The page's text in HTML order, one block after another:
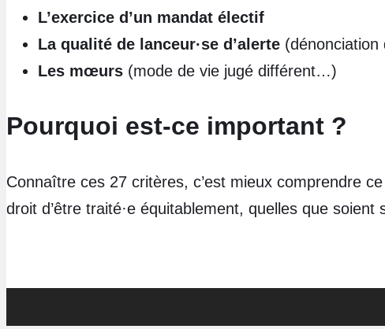
L’exercice d’un mandat électif
La qualité de lanceur·se d’alerte
Les mœurs (mode de vie jugé différent…)
Pourquoi est-ce important ?
Connaître ces 27 critères, c’est mieux comprendre
droit d’être traité·e équitablement, quelles que soient